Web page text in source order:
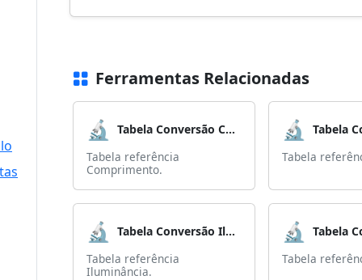
Ferramentas Relacionadas
🔬
Tabela Conversão Comprimento
Tabela referência
Comprimento.
🔬
Tabela
🔬
Tabela Conversão Iluminância
Tabela referência
Iluminância.
🔬
Tabela